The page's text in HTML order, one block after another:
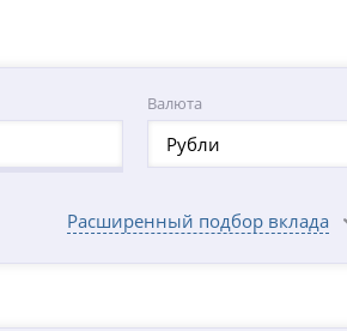
Валюта
Рубли
Расширенный подбор вклада